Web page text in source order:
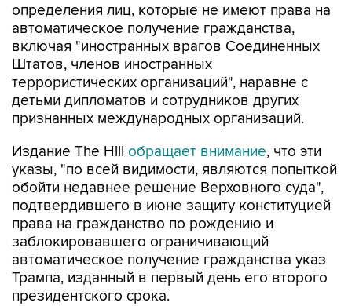
определения лиц, которые не имеют права на
автоматическое получение гражданства,
включая "иностранных врагов Соединенных
Штатов, членов иностранных
террористических организаций", наравне с
детьми дипломатов и сотрудников других
признанных международных организаций.
Издание The Hill обращает внимание, что эти
указы, "по всей видимости, являются попыткой
обойти недавнее решение Верховного суда",
подтвердившего в июне защиту конституцией
права на гражданство по рождению и
заблокировавшего ограничивающий
автоматическое получение гражданства указ
Трампа, изданный в первый день его второго
президентского срока.